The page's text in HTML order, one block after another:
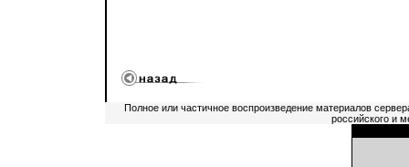
Полное или частичное воспроизведение материалов
российского и